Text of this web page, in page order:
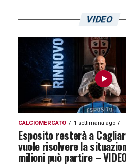
VIDEO
CALCIOMERCATO 1 settimana ago
Esposito resterà a
vuole risolvere la
milioni può partire –